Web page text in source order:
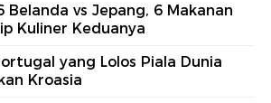
Belanda vs Jepang, 6 Makanan
Kuliner Keduanya
yang Lolos Piala Dunia
Kroasia